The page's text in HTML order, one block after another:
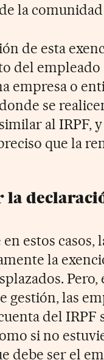
la
de esta
del
empresa o
se
al IRPF,
que la
la
estos
la
Pero,
gestión, las
del IRPF
si no
debe ser el